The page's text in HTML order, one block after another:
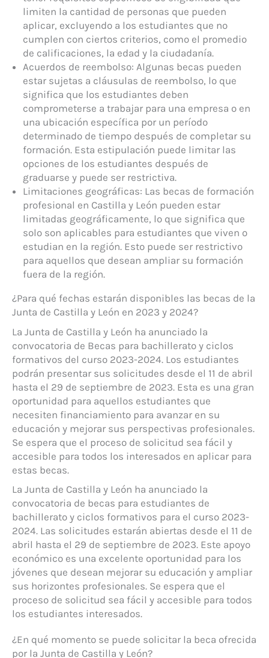
limiten la cantidad de personas que pueden
aplicar, excluyendo a los estudiantes que no
cumplen con ciertos criterios, como el promedio
de calificaciones, la edad y la ciudadanía.
Acuerdos de reembolso: Algunas becas pueden
estar sujetas a cláusulas de reembolso, lo que
significa que los estudiantes deben
comprometerse a trabajar para una empresa o en
una ubicación específica por un período
determinado de tiempo después de completar su
formación. Esta estipulación puede limitar las
opciones de los estudiantes después de
graduarse y puede ser restrictiva.
Limitaciones geográficas: Las becas de formación
profesional en Castilla y León pueden estar
limitadas geográficamente, lo que significa que
solo son aplicables para estudiantes que viven o
estudian en la región. Esto puede ser restrictivo
para aquellos que desean ampliar su formación
fuera de la región.
¿Para qué fechas estarán disponibles las becas de la
Junta de Castilla y León en 2023 y 2024?
La Junta de Castilla y León ha anunciado la
convocatoria de Becas para bachillerato y ciclos
formativos del curso 2023-2024. Los estudiantes
podrán presentar sus solicitudes desde el 11 de abril
hasta el 29 de septiembre de 2023. Esta es una gran
oportunidad para aquellos estudiantes que
necesiten financiamiento para avanzar en su
educación y mejorar sus perspectivas profesionales.
Se espera que el proceso de solicitud sea fácil y
accesible para todos los interesados en aplicar para
estas becas.
La Junta de Castilla y León ha anunciado la
convocatoria de becas para estudiantes de
bachillerato y ciclos formativos para el curso 2023-
2024. Las solicitudes estarán abiertas desde el 11 de
abril hasta el 29 de septiembre de 2023. Este apoyo
económico es una excelente oportunidad para los
jóvenes que desean mejorar su educación y ampliar
sus horizontes profesionales. Se espera que el
proceso de solicitud sea fácil y accesible para todos
los estudiantes interesados.
¿En qué momento se puede solicitar la beca ofrecida
por la Junta de Castilla y León?